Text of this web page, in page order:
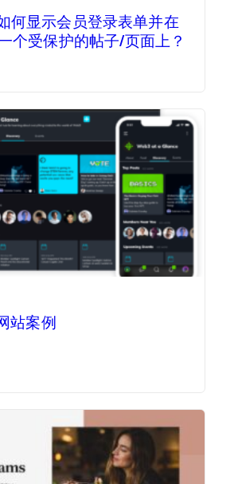
显示会员登录表单并在
个受保护的帖子/页面上？
站案例